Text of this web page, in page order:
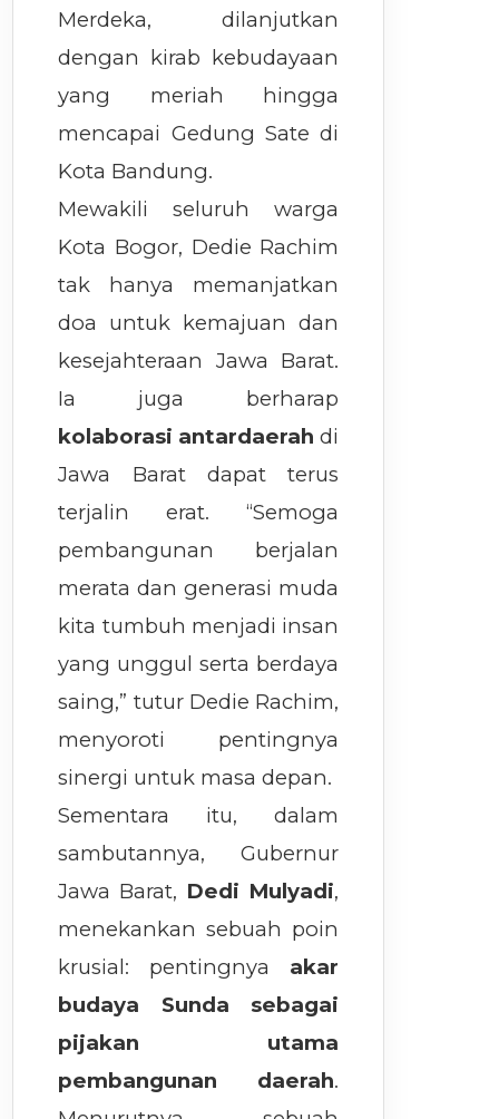
Merdeka, dilanjutkan
dengan kirab kebudayaan
yang meriah hingga
mencapai Gedung Sate di
Kota Bandung.
Mewakili seluruh warga
Kota Bogor, Dedie Rachim
tak hanya memanjatkan
doa untuk kemajuan dan
kesejahteraan Jawa Barat.
Ia juga berharap
kolaborasi antardaerah di
Jawa Barat dapat terus
terjalin erat. “Semoga
pembangunan berjalan
merata dan generasi muda
kita tumbuh menjadi insan
yang unggul serta berdaya
saing,” tutur Dedie Rachim,
menyoroti pentingnya
sinergi untuk masa depan.
Sementara itu, dalam
sambutannya, Gubernur
Jawa Barat, Dedi Mulyadi,
menekankan sebuah poin
krusial: pentingnya akar
budaya Sunda sebagai
pijakan utama
pembangunan daerah.